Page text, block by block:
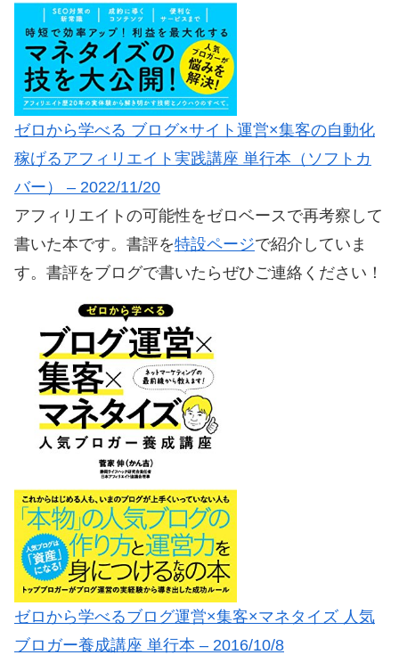
ゼロから学べる ブログ×サイト運営×集客の自動化
稼げるアフィリエイト実践講座 単行本（ソフトカ
バー） – 2022/11/20
アフィリエイトの可能性をゼロベースで再考察して
書いた本です。書評を特設ページで紹介していま
す。書評をブログで書いたらぜひご連絡ください！
ゼロから学べるブログ運営×集客×マネタイズ 人気
ブロガー養成講座 単行本 – 2016/10/8